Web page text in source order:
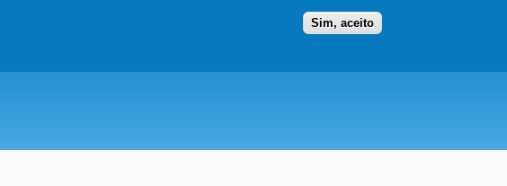
Sim, aceito
Ir para o conteúdo